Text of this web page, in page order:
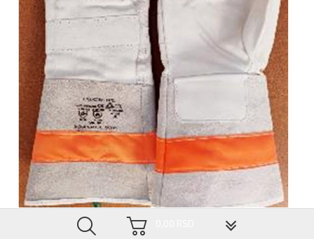
ZAŠTITNE RUKAVICE ZA ZAVARIVAČE, CE/CW-1 FL SIMARGL W05
▼